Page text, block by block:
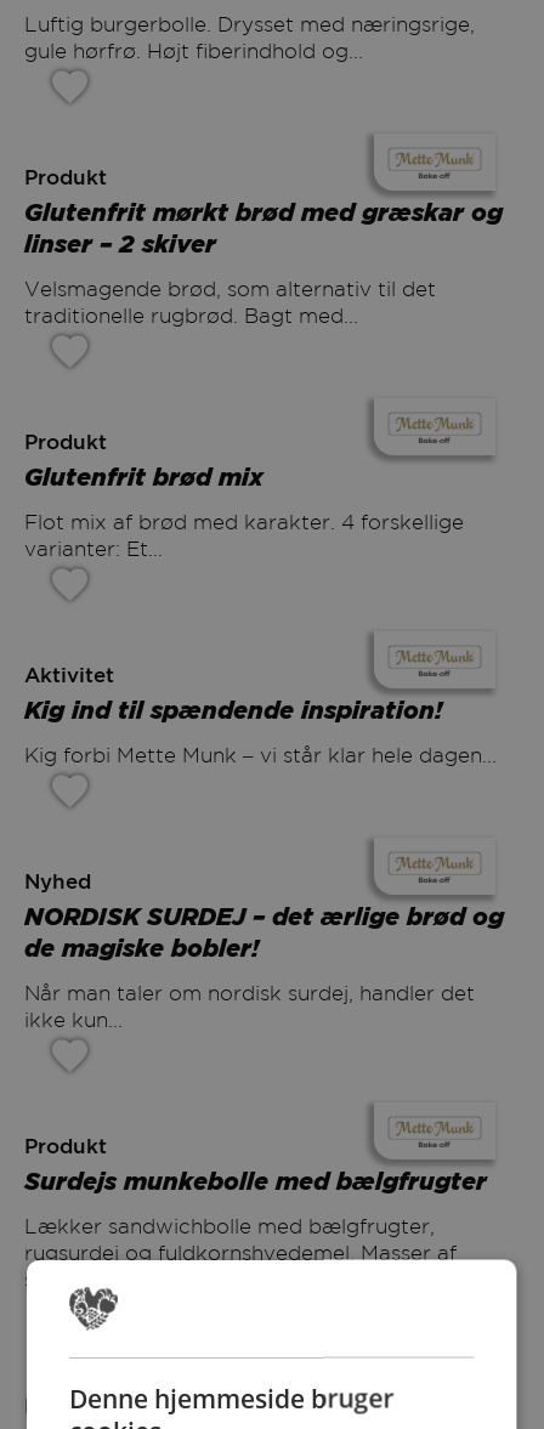
gule hørfrø. Højt fiberindhold og...
Produkt
Glutenfrit mørkt brød med græskar og
linser – 2 skiver
Velsmagende brød, som alternativ til det
traditionelle rugbrød. Bagt med...
Produkt
Glutenfrit brød mix
varianter: Et...
Aktivitet
Kig ind til spændende inspiration!
Kig forbi Mette Munk – vi står klar hele dagen...
Nyhed
NORDISK SURDEJ – det ærlige brød og
de magiske bobler!
Når man taler om nordisk surdej, handler det
ikke kun...
Produkt
Surdejs munkebolle med bælgfrugter
rugsurdej og fuldkornshvedemel. Masser af
smag...
Produkt
Denne hjemmeside bruger